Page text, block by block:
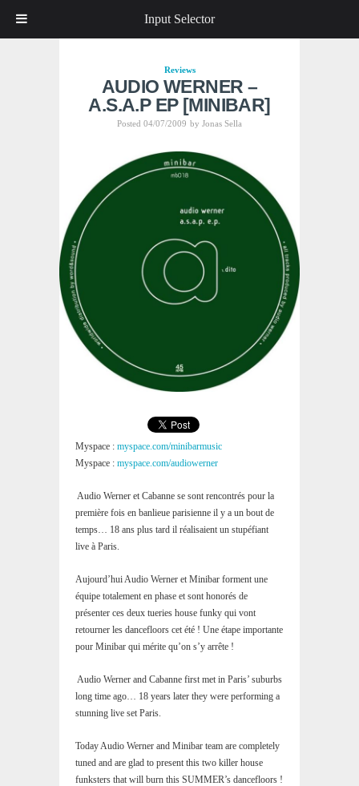
Reviews
AUDIO WERNER –
A.S.A.P EP [MINIBAR]
Posted 04/07/2009 by Jonas Sella
Myspace : myspace.com/minibarmusic
Myspace : myspace.com/audiowerner
Audio Werner et Cabanne se sont rencontrés pour la
première fois en banlieue parisienne il y a un bout de
temps… 18 ans plus tard il réalisaient un stupéfiant
live à Paris.
Aujourd’hui Audio Werner et Minibar forment une
équipe totalement en phase et sont honorés de
présenter ces deux tueries house funky qui vont
retourner les dancefloors cet été ! Une étape importante
pour Minibar qui mérite qu’on s’y arrête !
Audio Werner and Cabanne first met in Paris’ suburbs
long time ago… 18 years later they were performing a
stunning live set Paris.
Today Audio Werner and Minibar team are completely
tuned and are glad to present this two killer house
funksters that will burn this SUMMER’s dancefloors !
Input Selector